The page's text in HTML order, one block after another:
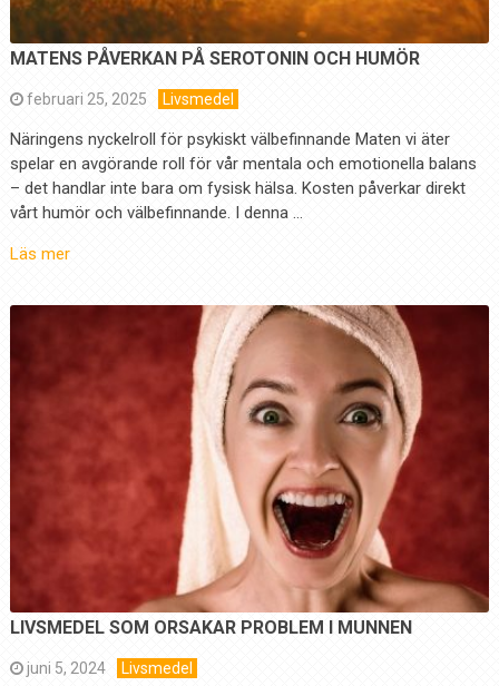
MATENS PÅVERKAN PÅ SEROTONIN OCH HUMÖR
februari 25, 2025 Livsmedel
Näringens nyckelroll för psykiskt välbefinnande Maten vi äter
spelar en avgörande roll för vår mentala och emotionella balans
– det handlar inte bara om fysisk hälsa. Kosten påverkar direkt
vårt humör och välbefinnande. I denna …
Läs mer
LIVSMEDEL SOM ORSAKAR PROBLEM I MUNNEN
juni 5, 2024 Livsmedel